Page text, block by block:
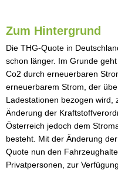
Zum Hintergrund
Die THG-Quote in
schon länger. Im Grunde
Co2 durch erneuerbaren
erneuerbarem Strom, der
Ladestationen bezogen wird,
Änderung der
Österreich jedoch dem
besteht. Mit der Änderung
Quote nun den
Privatpersonen, zur Verfügung.